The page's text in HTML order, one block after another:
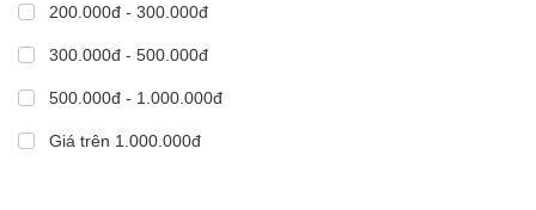
200.000đ - 300.000đ
300.000đ - 500.000đ
500.000đ - 1.000.000đ
Giá trên 1.000.000đ